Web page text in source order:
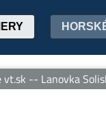
-- Lanovka